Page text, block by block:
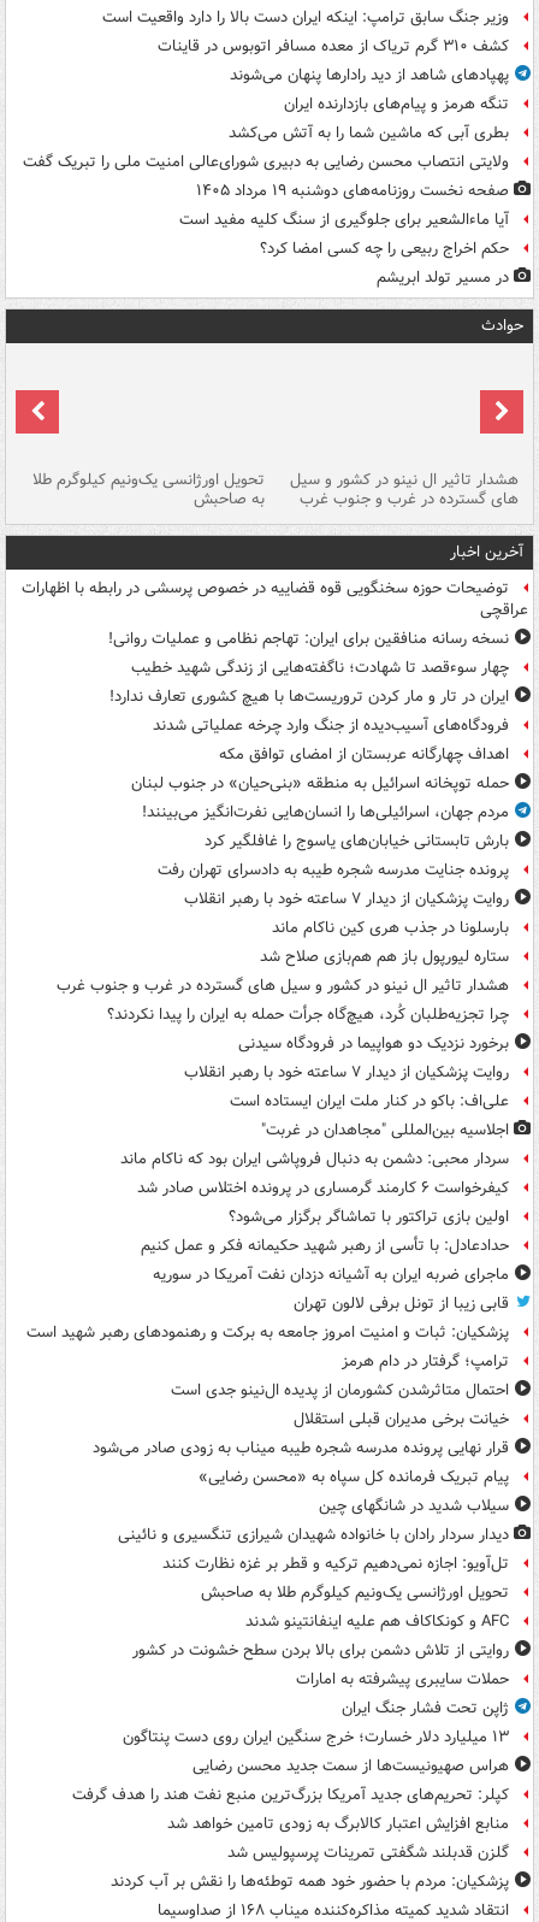
وزیر جنگ سابق ترامپ: اینکه ایران دست بالا را دارد واقعیت است
کشف ۳۱۰ گرم تریاک از معده مسافر اتوبوس در قاینات
پهپادهای شاهد از دید رادارها پنهان می‌شوند
تنگه هرمز و پیام‌های بازدارنده ایران
بطری آبی که ماشین شما را به آتش می‌کشد
ولایتی انتصاب محسن رضایی به دبیری شورای‌عالی امنیت ملی را تبریک گفت
صفحه نخست روزنامه‌های دوشنبه ۱۹ مرداد ۱۴۰۵
آیا ماءالشعیر برای جلوگیری از سنگ کلیه مفید است
حکم اخراج ربیعی را چه کسی امضا کرد؟
در مسیر تولد ابریشم
حوادث
هشدار تاثیر ال نینو در کشور و سیل
های گسترده در غرب و جنوب غرب
تحویل اورژانسی یک‌ونیم کیلوگرم طلا
به صاحبش
آخرین اخبار
توضیحات حوزه سخنگویی قوه قضاییه در خصوص پرسشی در رابطه با اظهارات
عراقچی
نسخه رسانه منافقین برای ایران: تهاجم نظامی و عملیات روانی!
چهار سوءقصد تا شهادت؛ ناگفته‌هایی از زندگی شهید خطیب
ایران در تار و مار کردن تروریست‌ها با هیچ کشوری تعارف ندارد!
فرودگاه‌های آسیب‌دیده از جنگ وارد چرخه عملیاتی شدند
اهداف چهارگانه عربستان از امضای توافق مکه
حمله توپخانه اسرائیل به منطقه «بنی‌حیان» در جنوب لبنان
مردم جهان، اسرائیلی‌ها را انسان‌هایی نفرت‌انگیز می‌بینند!
بارش تابستانی خیابان‌های یاسوج را غافلگیر کرد
پرونده جنایت مدرسه شجره طیبه به دادسرای تهران رفت
روایت پزشکیان از دیدار ۷ ساعته خود با رهبر انقلاب
بارسلونا در جذب هری کین ناکام ماند
ستاره لیورپول باز هم هم‌بازی صلاح شد
هشدار تاثیر ال نینو در کشور و سیل های گسترده در غرب و جنوب غرب
چرا تجزیه‌طلبان کُرد، هیچ‌گاه جرأت حمله به ایران را پیدا نکردند؟
برخورد نزدیک دو هواپیما در فرودگاه سیدنی
روایت پزشکیان از دیدار ۷ ساعته خود با رهبر انقلاب
علی‌اف: باکو در کنار ملت ایران ایستاده است
اجلاسیه بین‌المللی "مجاهدان در غربت"
سردار محبی: دشمن به دنبال فروپاشی ایران بود که ناکام ماند
کیفرخواست ۶ کارمند گرمساری در پرونده اختلاس صادر شد
اولین بازی تراکتور با تماشاگر برگزار می‌شود؟
حدادعادل: با تأسی از رهبر شهید حکیمانه فکر و عمل کنیم
ماجرای ضربه ایران به آشیانه دزدان نفت آمریکا در سوریه
قابی زیبا از تونل برفی لالون تهران
پزشکیان: ثبات و امنیت امروز جامعه به برکت و رهنمودهای رهبر شهید است
ترامپ؛ گرفتار در دام هرمز
احتمال متاثرشدن کشورمان از پدیده ال‌نینو جدی است
خیانت برخی مدیران قبلی استقلال
قرار نهایی پرونده مدرسه شجره طیبه میناب به زودی صادر می‌شود
پیام تبریک فرمانده کل سپاه به «محسن رضایی»
سیلاب شدید در شانگهای چین
دیدار سردار رادان با خانواده‌ شهیدان شیرازی تنگسیری و نائینی
تل‌آویو: اجازه نمی‌دهیم ترکیه و قطر بر غزه نظارت کنند
تحویل اورژانسی یک‌ونیم کیلوگرم طلا به صاحبش
AFC و کونکاکاف هم علیه اینفانتینو شدند
روایتی از تلاش دشمن برای بالا بردن سطح خشونت در کشور
حملات سایبری پیشرفته به امارات
ژاپن تحت فشار جنگ ایران
۱۳ میلیارد دلار خسارت؛ خرج سنگین ایران روی دست پنتاگون
هراس صهیونیست‌ها از سمت جدید محسن رضایی
کپلر: تحریم‌های جدید آمریکا بزرگ‌ترین منبع نفت هند را هدف گرفت
منابع افزایش اعتبار کالابرگ به زودی تامین خواهد شد
گلزن قدبلند شگفتی تمرینات پرسپولیس شد
پزشکیان: مردم با حضور خود همه توطئه‌ها را نقش بر آب کردند
انتقاد شدید کمیته مذاکره‌کننده میناب ۱۶۸ از صداوسیما